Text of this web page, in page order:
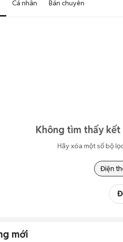
Cá nhân Bán chuyên
Không tìm thấy kết
Hãy xóa một số bộ
Điện
mới